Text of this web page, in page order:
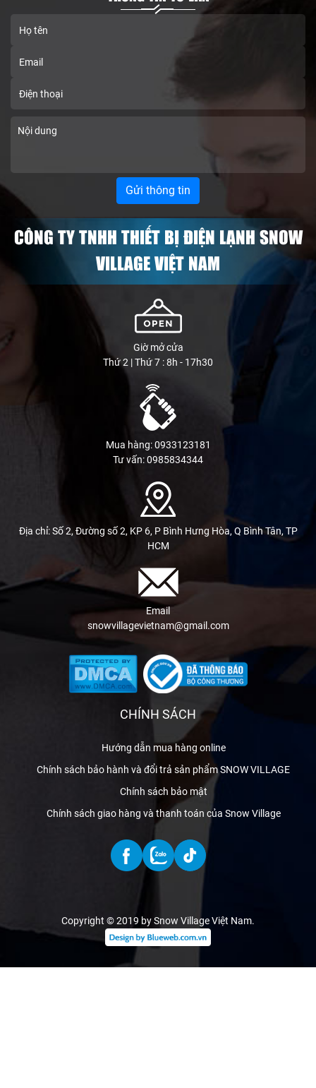
CÔNG TY TNHH THIẾT BỊ ĐIỆN LẠNH SNOW
VILLAGE VIỆT NAM
Giờ mở cửa
Thứ 2 | Thứ 7 : 8h - 17h30
Mua hàng: 0933123181
Tư vấn: 0985834344
Địa chỉ: Số 2, Đường số 2, KP 6, P Bình Hưng Hòa, Q Bình Tân, TP
HCM
Email
snowvillagevietnam@gmail.com
CHÍNH SÁCH
Hướng dẫn mua hàng online
Chính sách bảo hành và đổi trả sản phẩm SNOW VILLAGE
Chính sách bảo mật
Chính sách giao hàng và thanh toán của Snow Village
Copyright © 2019 by Snow Village Việt Nam.